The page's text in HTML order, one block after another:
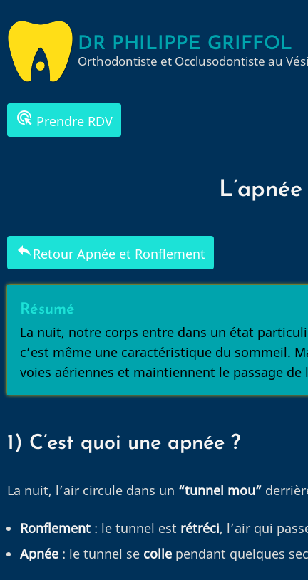
au
contenu
principal
DR PHILIPPE GRIFFOL
Orthodontiste et Occlusodontiste au
ads_click Prendre RDV
replyRetour Apnée et Ronflement
Résumé
La nuit, notre corps entre dans un état
c’est même une caractéristique du sommeil.
voies aériennes et maintiennent le passage
1) C’est quoi une apnée ?
La nuit, l’air circule dans un “tunnel mou”
Ronflement : le tunnel est rétréci, l’air qui
Apnée : le tunnel se colle pendant quelques